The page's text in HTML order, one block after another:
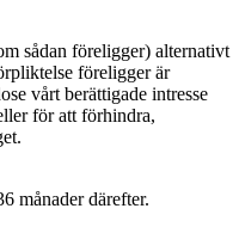
sådan föreligger) alternativt
föreligger är
vårt berättigade intresse
för att förhindra,
månader därefter.